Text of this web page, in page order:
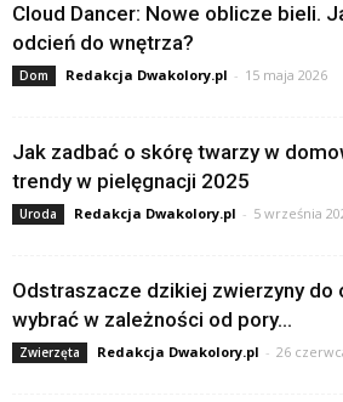
Cloud Dancer: Nowe oblicze bieli.
odcień do wnętrza?
Dom Redakcja Dwakolory.pl - 15 maja 2026
Jak zadbać o skórę twarzy w
trendy w pielęgnacji 2025
Uroda Redakcja Dwakolory.pl - 5 września
Odstraszacze dzikiej zwierzyny do
wybrać w zależności od pory...
Zwierzęta Redakcja Dwakolory.pl - 26